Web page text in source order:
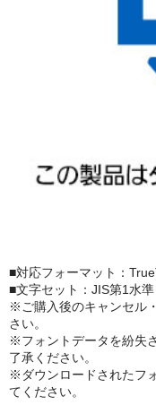
■対応フォーマット：
■文字セット：JIS第1水
※ご購入後のキャンセル
さい。
※フォントデータを紛失
了承ください。
※ダウンロードされたフ
てください。